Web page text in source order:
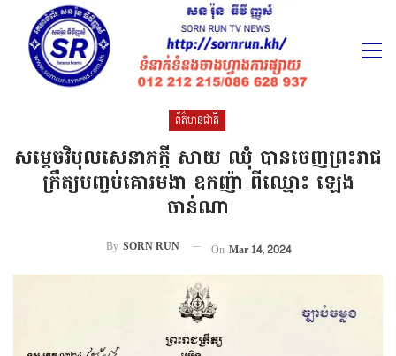
ព័ត៌មានជាតិ
សម្ដេចវិបុលសេនាភក្ដី សាយ ឈុំ បានចេញព្រះរាជ
ក្រឹត្យបញ្ចប់គោរមងា ឧកញ៉ា ពីឈ្មោះ ឡេង
ចាន់ណា
By SORN RUN On Mar 14, 2024